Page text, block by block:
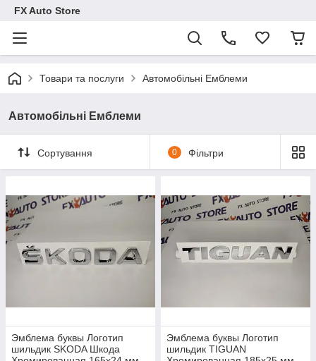
FX Auto Store
Товари та послуги Автомобільні Емблеми
Автомобільні Емблеми
Сортування 0 Фільтри
Эмблема буквы Логотип
шильдик SKODA Шкода
Эмблема буквы Логотип
шильдик TIGUAN